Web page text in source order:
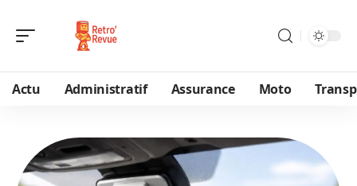
Actu Administratif Assurance Moto